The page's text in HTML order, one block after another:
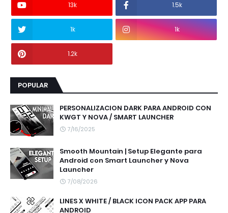
13k 1.5k
1k 1k
1.2k
POPULAR
PERSONALIZACION DARK PARA ANDROID CON
KWGT Y NOVA / SMART LAUNCHER
7/16/2025
Smooth Mountain | Setup Elegante para
Android con Smart Launcher y Nova
Launcher
7/08/2026
LINES X WHITE / BLACK ICON PACK APP PARA
ANDROID